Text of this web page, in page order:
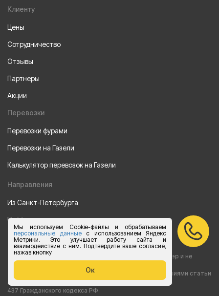
Мы используем Cookie-файлы и обрабатываем
персональные данныес использованием Яндекс
Метрики. Это улучшает работу сайта и
взаимодействие с ним. Подтвердите ваше согласие,
нажав кнопку
Ок
Клиенту
Цены
Сотрудничество
Отзывы
Партнеры
Акции
Перевозки
Перевозки фурами
Перевозки на Газели
Калькулятор перевозок на Газели
Направления
Из Санкт-Петербурга
Из Москвы
Все права защищены 2015-2026 г.
Информация на сайте носит ознакомительный характер и не
является публичной офертой, определяемой положениями статьи
437 Гражданского кодекса РФ